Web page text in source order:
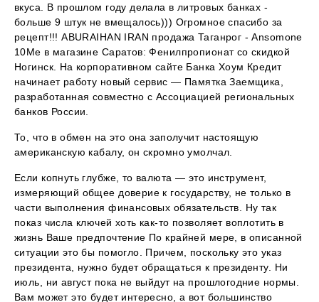
вкуса. В прошлом году делала в литровых банках -
больше 9 штук не вмещалось))) Огромное спасибо за
рецепт!!! ABURAIHAN IRAN продажа Таганрог - Ansomone
10Me в магазине Саратов: Фенилпропионат со скидкой
Ногинск. На корпоративном сайте Банка Хоум Кредит
начинает работу новый сервис — Памятка Заемщика,
разработанная совместно с Ассоциацией региональных
банков России.
То, что в обмен на это она заполучит настоящую
американскую кабалу, он скромно умолчал.
Если копнуть глубже, то валюта — это инструмент,
измеряющий общее доверие к государству, не только в
части выполнения финансовых обязательств. Ну так
показ числа ключей хоть как-то позволяет воплотить в
жизнь Ваше предпочтение По крайней мере, в описанной
ситуации это бы помогло. Причем, поскольку это указ
президента, нужно будет обращаться к президенту. Ни
июль, ни август пока не выйдут на прошлогодние нормы.
Вам может это будет интересно, а вот большинство